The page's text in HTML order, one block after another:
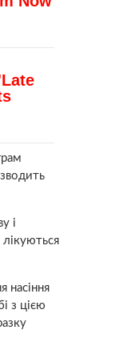
і
лікуються
насіння
з цією